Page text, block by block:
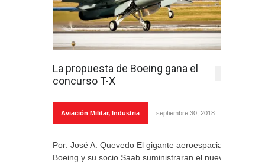
La propuesta de Boeing gana el
concurso T-X
0
Aviación Militar, Industria septiembre 30, 2018
Por: José A. Quevedo El gigante aeroespacial
Boeing y su socio Saab suministraran el nuevo